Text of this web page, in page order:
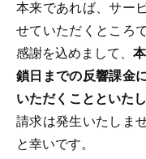
本来であれば、サー
せていただくところ
感謝を込めまして、
鎖日までの反響課金
いただくことといた
請求は発生いたしま
と幸いです。